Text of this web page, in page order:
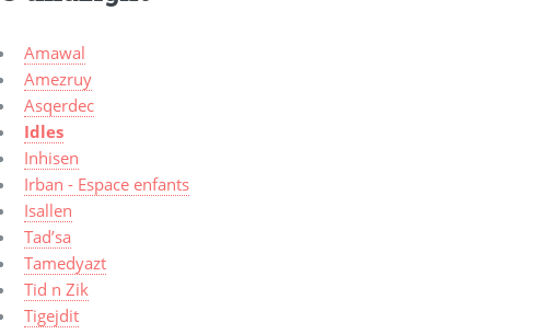
Amawal
Amezruy
Asqerdec
Idles
Inhisen
Irban - Espace enfants
Isallen
Tad’sa
Tamedyazt
Tid n Zik
Tigejdit